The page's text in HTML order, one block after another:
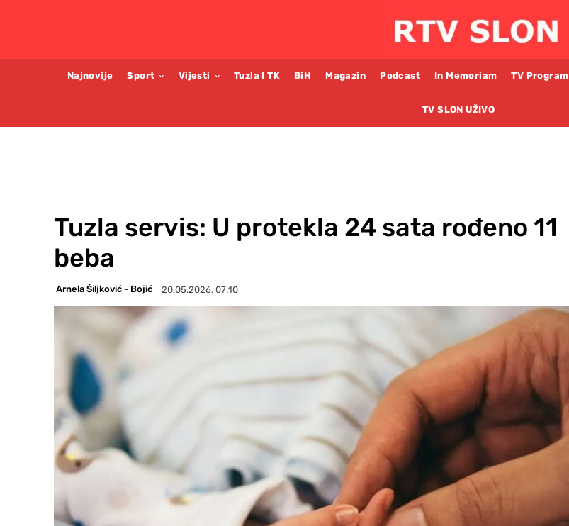
Najnovije Sport Vijesti Tuzla I TK BiH Magazin Podcast In Memoriam TV Program
TV SLON UŽIVO
Tuzla servis: U protekla 24 sata rođeno 11
beba
Arnela Šiljković - Bojić 20.05.2026. 07:10